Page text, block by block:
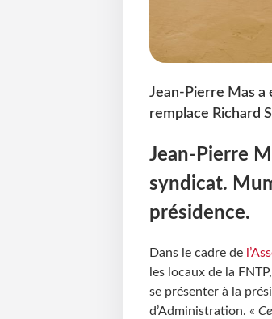
Jean-Pierre Mas a
remplace Richard
Jean-Pierre
syndicat.
présidence.
Dans le cadre de
les locaux de la
se présenter à la
d’Administration. «